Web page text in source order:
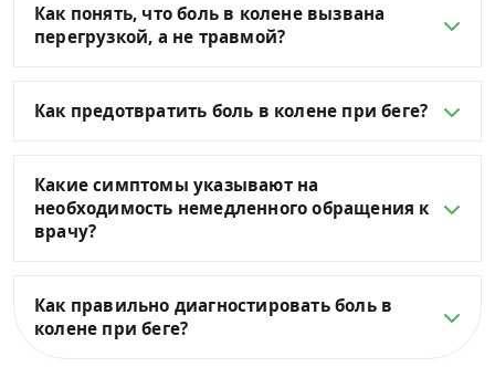
Как понять, что боль в колене вызвана
перегрузкой, а не травмой?
Как предотвратить боль в колене при беге?
Какие симптомы указывают на
необходимость немедленного обращения к
врачу?
Как правильно диагностировать боль в
колене при беге?